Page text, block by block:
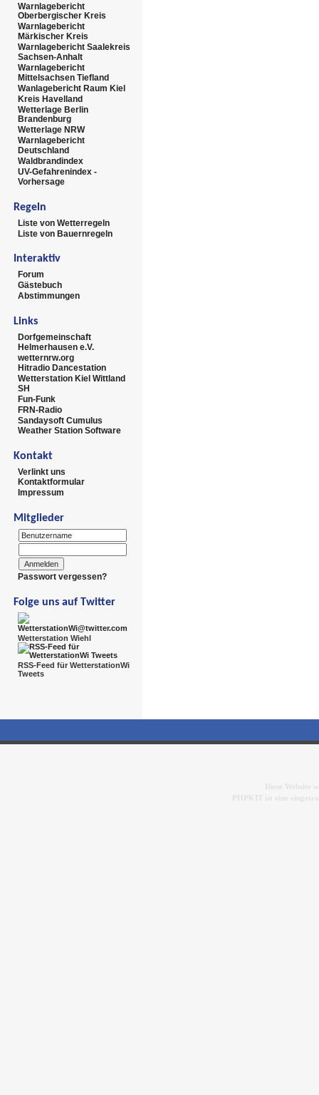
Warnlagebericht
Oberbergischer Kreis
Warnlagebericht
Märkischer Kreis
Warnlagebericht Saalekreis
Sachsen-Anhalt
Warnlagebericht
Mittelsachsen Tiefland
Wanlagebericht Raum Kiel
Kreis Havelland
Wetterlage Berlin
Brandenburg
Wetterlage NRW
Warnlagebericht
Deutschland
Waldbrandindex
UV-Gefahrenindex -
Vorhersage
Regeln
Liste von Wetterregeln
Liste von Bauernregeln
Interaktiv
Forum
Gästebuch
Abstimmungen
Links
Dorfgemeinschaft
Helmerhausen e.V.
wetternrw.org
Hitradio Dancestation
Wetterstation Kiel Wittland
SH
Fun-Funk
FRN-Radio
Sandaysoft Cumulus
Weather Station Software
Kontakt
Verlinkt uns
Kontaktformular
Impressum
Mitglieder
Passwort vergessen?
Folge uns auf Twitter
Wetterstation Wiehl
RSS-Feed für WetterstationWi
Tweets